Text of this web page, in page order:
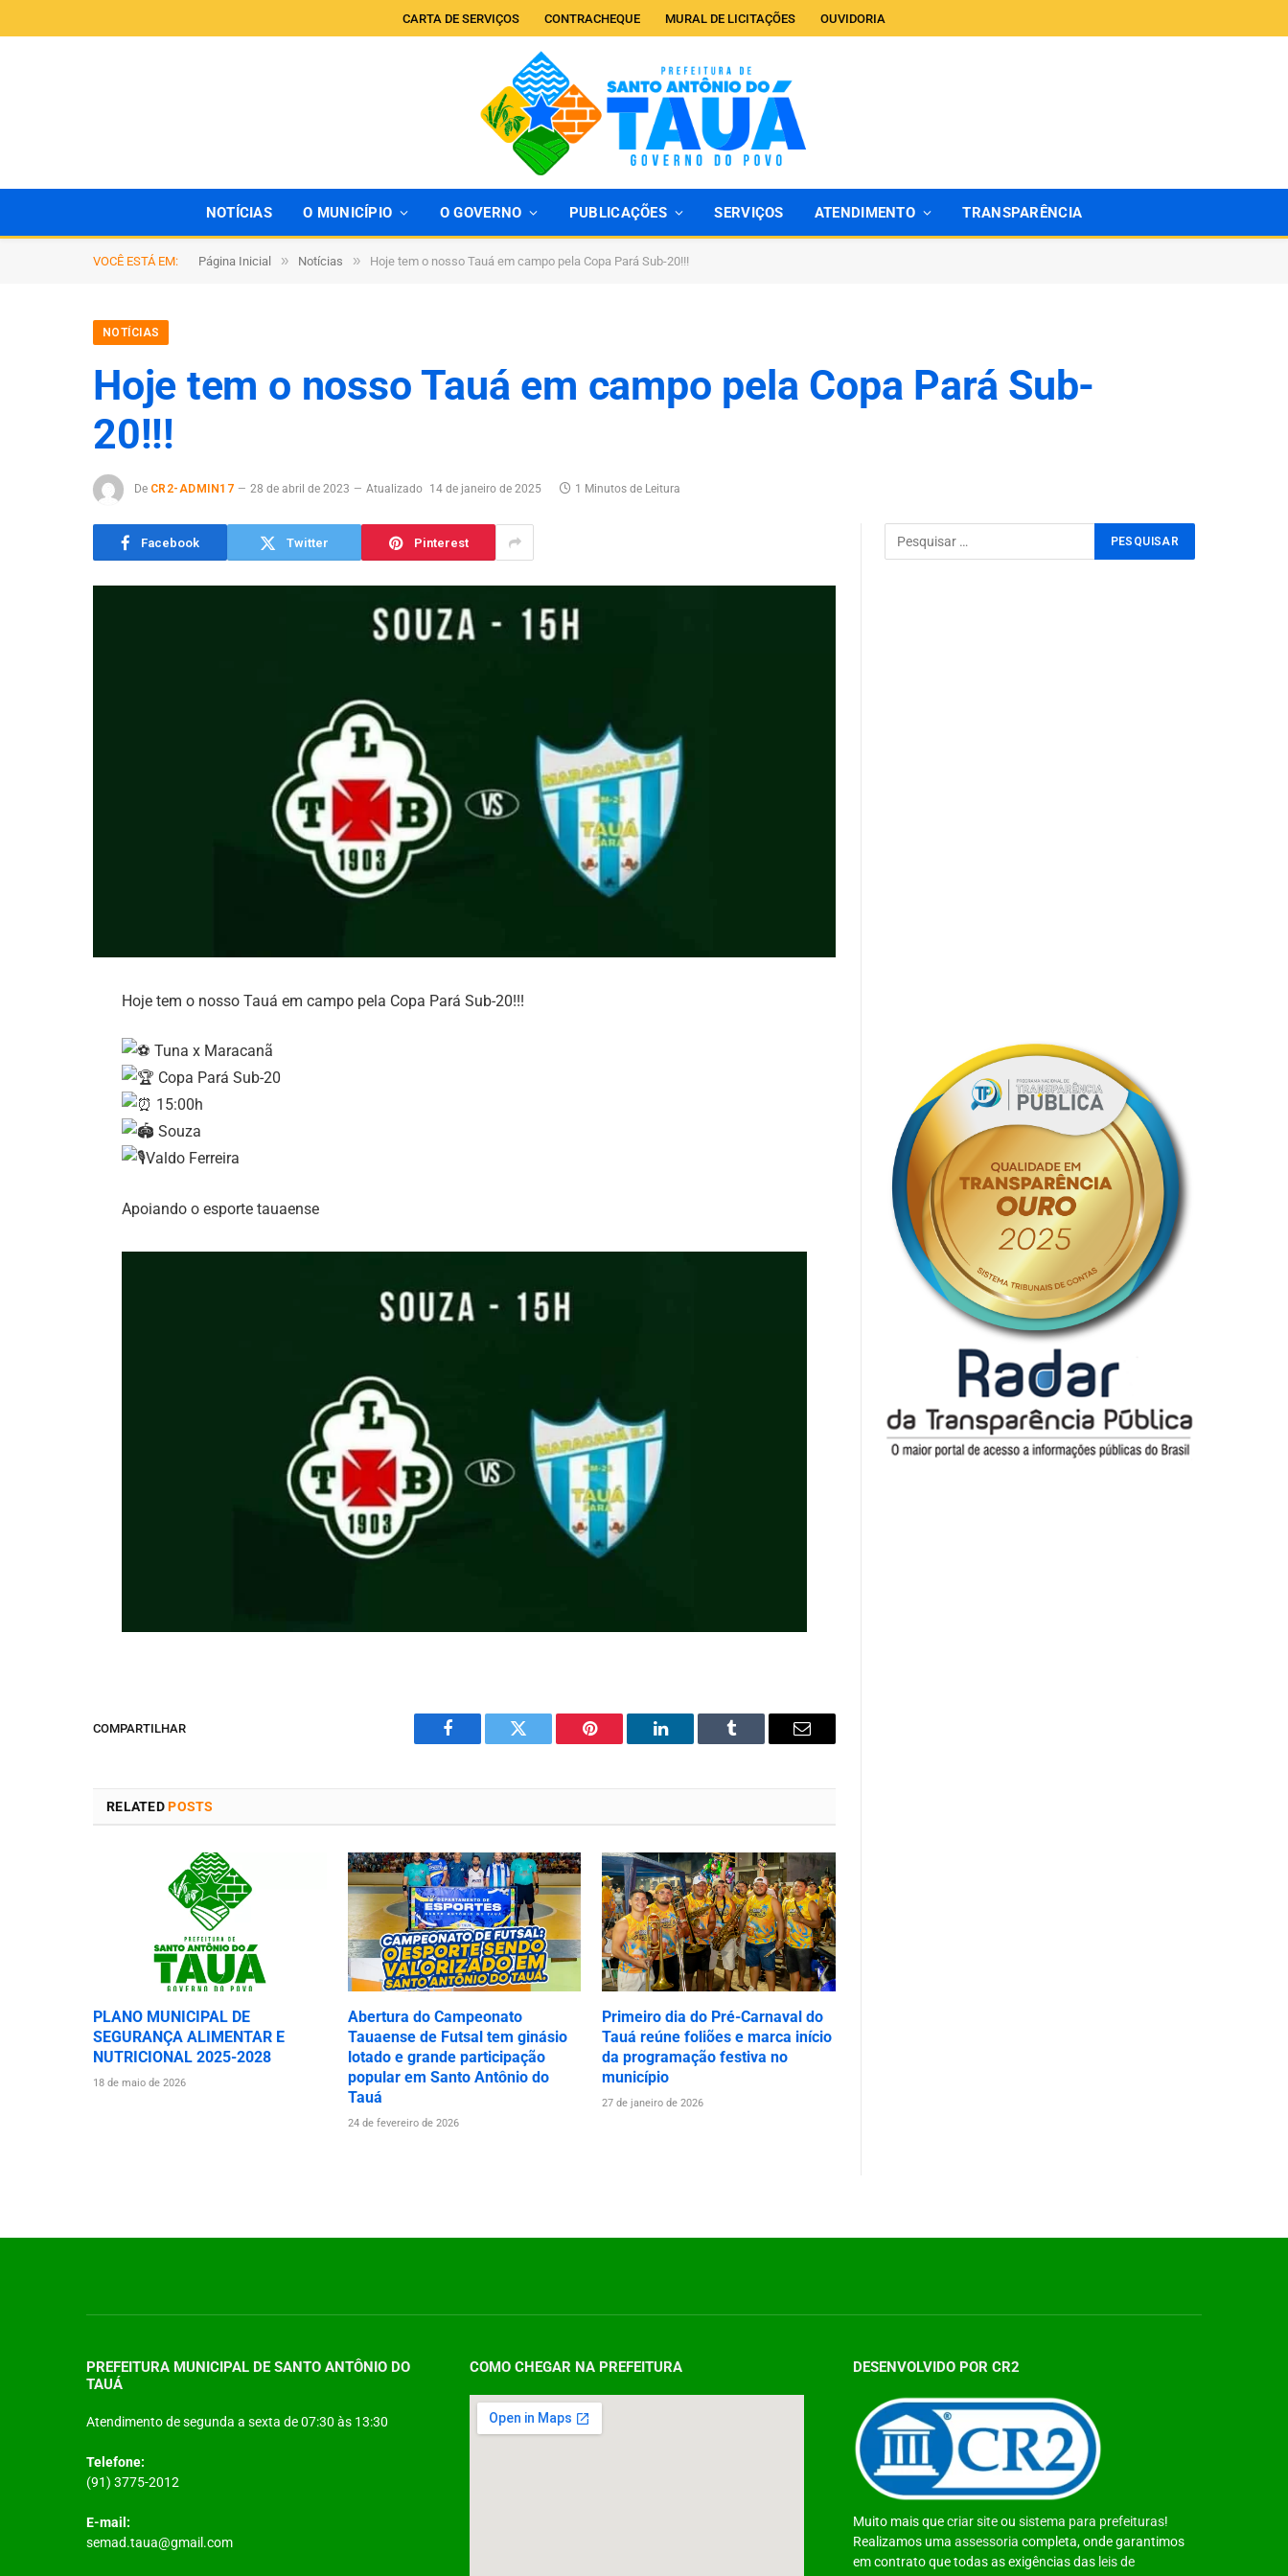
CARTA DE SERVIÇOS CONTRACHEQUE MURAL DE LICITAÇÕES OUVIDORIA
NOTÍCIAS O MUNICÍPIO O GOVERNO PUBLICAÇÕES SERVIÇOS ATENDIMENTO TRANSPARÊNCIA
VOCÊ ESTÁ EM: Página Inicial » Notícias » Hoje tem o nosso Tauá em campo pela Copa Pará Sub-20!!!
NOTÍCIAS
Hoje tem o nosso Tauá em campo pela Copa Pará Sub-
20!!!
De CR2-ADMIN17 28 de abril de 2023 Atualizado 14 de janeiro de 2025 1 Minutos de Leitura
Facebook Twitter Pinterest
Hoje tem o nosso Tauá em campo pela Copa Pará Sub-20!!!
Tuna x Maracanã
Copa Pará Sub-20
15:00h
Souza
Valdo Ferreira
Apoiando o esporte tauaense
COMPARTILHAR
Facebook Twitter Pinterest LinkedIn Tumblr Email
RELATEDPOSTS
PLANO MUNICIPAL DE
SEGURANÇA ALIMENTAR E
NUTRICIONAL 2025-2028
18 de maio de 2026
Abertura do Campeonato
Tauaense de Futsal tem ginásio
lotado e grande participação
popular em Santo Antônio do
Tauá
24 de fevereiro de 2026
Primeiro dia do Pré-Carnaval do
Tauá reúne foliões e marca início
da programação festiva no
município
27 de janeiro de 2026
PREFEITURA MUNICIPAL DE SANTO ANTÔNIO DO
TAUÁ
Atendimento de segunda a sexta de 07:30 às 13:30
Telefone:
(91) 3775-2012
E-mail:
semad.taua@gmail.com
COMO CHEGAR NA PREFEITURA DESENVOLVIDO POR CR2
Muito mais quecriar siteou sistema para prefeituras!
Realizamos uma assessoria completa, onde garantimos
em contrato que todas as exigências das leis de